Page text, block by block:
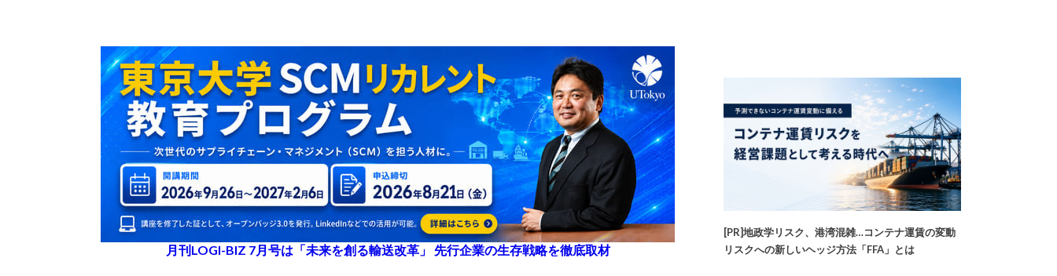
月刊LOGI-BIZ 7月号は「未来を創る輸送改革」 先行企業の生存戦略を徹底取材
[PR]地政学リスク、港湾混雑…コンテナ運賃の変動
リスクへの新しいヘッジ方法「FFA」とは